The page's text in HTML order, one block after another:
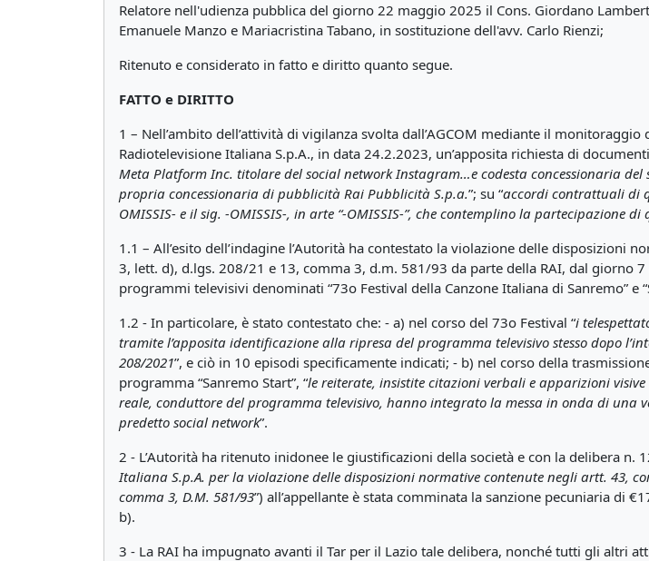
Relatore nell'udienza pubblica del giorno 22 maggio 2025 il Cons. Giordano
Emanuele Manzo e Mariacristina Tabano, in sostituzione dell'avv. Carlo Rienzi;
Ritenuto e considerato in fatto e diritto quanto segue.
FATTO e DIRITTO
1 – Nell’ambito dell’attività di vigilanza svolta dall’AGCOM mediante il
Radiotelevisione Italiana S.p.A., in data 24.2.2023, un’apposita richiesta di
Meta Platform Inc. titolare del social network Instagram…e codesta concessionaria
propria concessionaria di pubblicità Rai Pubblicità S.p.a.”; su “accordi contrattuali di
OMISSIS- e il sig. -OMISSIS-, in arte “-OMISSIS-”, che contemplino la partecipazione
1.1 – All’esito dell’indagine l’Autorità ha contestato la violazione delle
3, lett. d), d.lgs. 208/21 e 13, comma 3, d.m. 581/93 da parte della RAI, dal giorno
programmi televisivi denominati “73o Festival della Canzone Italiana di Sanremo” e
1.2 - In particolare, è stato contestato che: - a) nel corso del 73o Festival “i
tramite l’apposita identificazione alla ripresa del programma televisivo stesso dopo
208/2021”, e ciò in 10 episodi specificamente indicati; - b) nel corso della
programma “Sanremo Start”, “le reiterate, insistite citazioni verbali e apparizioni
reale, conduttore del programma televisivo, hanno integrato la messa in onda di
predetto social network”.
2 - L’Autorità ha ritenuto inidonee le giustificazioni della società e con la delibera n.
Italiana S.p.A. per la violazione delle disposizioni normative contenute negli artt. 43,
comma 3, D.M. 581/93”) all’appellante è stata comminata la sanzione pecuniaria di
b).
3 - La RAI ha impugnato avanti il Tar per il Lazio tale delibera, nonché tutti gli altri